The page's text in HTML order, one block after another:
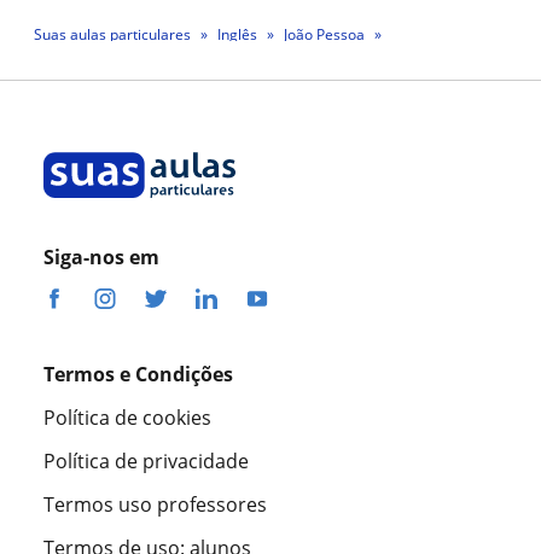
Suas aulas particulares Inglês
João Pessoa
Siga-nos em
Termos e Condições
Política de cookies
Política de privacidade
Termos uso professores
Termos de uso: alunos